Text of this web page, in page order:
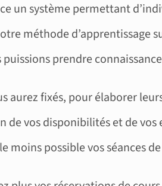
un système permettant
méthode d’apprentissage
prendre
aurez fixés, pour élaborer
vos disponibilités et de vos
moins possible vos séances